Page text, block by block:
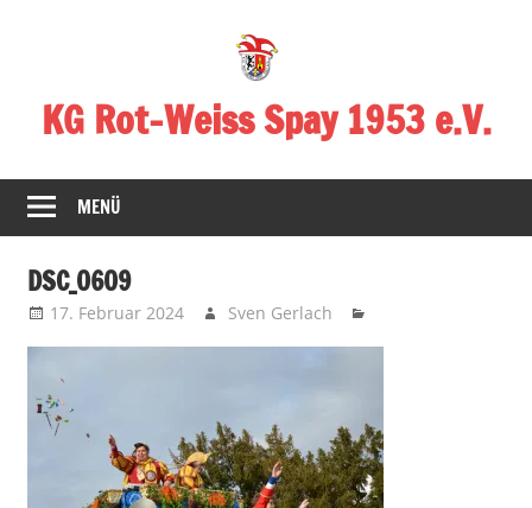
KG Rot-Weiss Spay 1953 e.V.
in
Spay!
MENÜ
DSC_0609
17. Februar 2024 Sven Gerlach